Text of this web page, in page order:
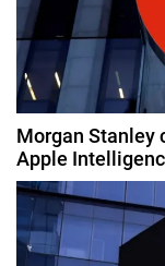
Morgan Stanley
Apple